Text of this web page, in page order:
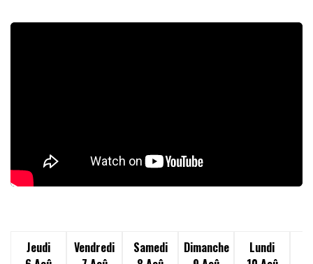
Jeudi
Vendredi
Samedi
Dimanche
Lundi